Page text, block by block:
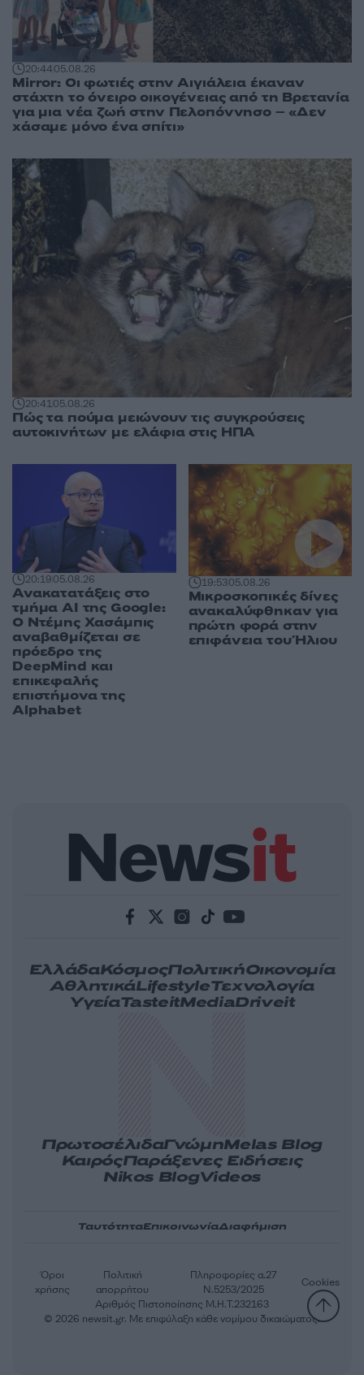
20:4405.08.26
Mirror: Οι φωτιές στην Αιγιάλεια έκαναν
στάχτη το όνειρο οικογένειας από τη Βρετανία
για μια νέα ζωή στην Πελοπόννησο – «Δεν
χάσαμε μόνο ένα σπίτι»
20:4105.08.26
Πώς τα πούμα μειώνουν τις συγκρούσεις
αυτοκινήτων με ελάφια στις ΗΠΑ
20:1905.08.26
Ανακατατάξεις στο
τμήμα AI της Google:
Ο Ντέμης Χασάμπις
αναβαθμίζεται σε
πρόεδρο της
DeepMind και
επικεφαλής
επιστήμονα της
Alphabet
19:5305.08.26
Μικροσκοπικές δίνες
ανακαλύφθηκαν για
πρώτη φορά στην
επιφάνεια του Ήλιου
ΕλλάδαΚόσμοςΠολιτικήΟικονομία
ΑθλητικάLifestyleΤεχνολογία
ΥγείαTasteitMediaDriveit
ΠρωτοσέλιδαΓνώμηMelas Blog
ΚαιρόςΠαράξενες Ειδήσεις
Nikos BlogVideos
ΤαυτότηταΕπικοινωνίαΔιαφήμιση
Αριθμός Πιστοποίησης Μ.Η.Τ.232163
Όροι
χρήσης
Πολιτική
απορρήτου
Πληροφορίες α.27
Ν.5253/2025
Cookies
© 2026 newsit.gr. Με επιφύλαξη κάθε νομίμου δικαιώματος.